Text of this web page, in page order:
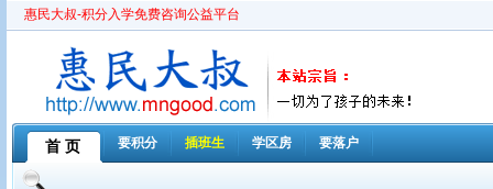
惠民大叔-积分入学免费咨询公益平台
首 页 要积分 插班生 学区房 要落户